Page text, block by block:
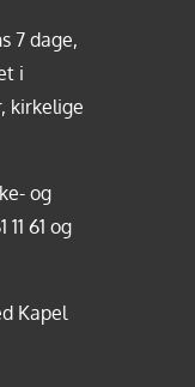
7 dage,
i
kirkelige
og
11 61 og
Kapel